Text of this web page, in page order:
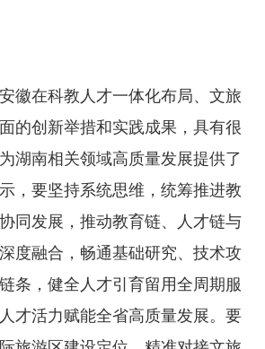
徽在科教人才一体化布局、文旅
的创新举措和实践成果，具有很
湖南相关领域高质量发展提供了
，要坚持系统思维，统筹推进教
同发展，推动教育链、人才链与
度融合，畅通基础研究、技术攻
条，健全人才引育留用全周期服
才活力赋能全省高质量发展。要